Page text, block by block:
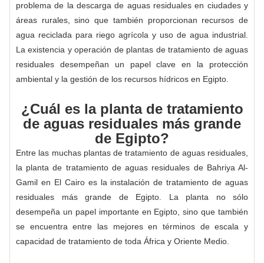
problema de la descarga de aguas residuales en ciudades y
áreas rurales, sino que también proporcionan recursos de
agua reciclada para riego agrícola y uso de agua industrial.
La existencia y operación de plantas de tratamiento de aguas
residuales desempeñan un papel clave en la protección
ambiental y la gestión de los recursos hídricos en Egipto.
¿Cuál es la planta de tratamiento
de aguas residuales más grande
de Egipto?
Entre las muchas plantas de tratamiento de aguas residuales,
la planta de tratamiento de aguas residuales de Bahriya Al-
Gamil en El Cairo es la instalación de tratamiento de aguas
residuales más grande de Egipto. La planta no sólo
desempeña un papel importante en Egipto, sino que también
se encuentra entre las mejores en términos de escala y
capacidad de tratamiento de toda África y Oriente Medio.